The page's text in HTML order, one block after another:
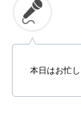
本日はお忙